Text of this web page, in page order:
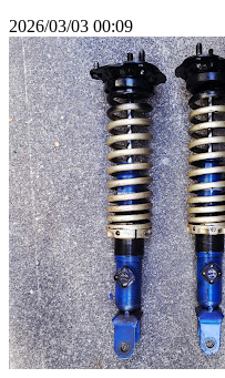
2026/03/03 00:09